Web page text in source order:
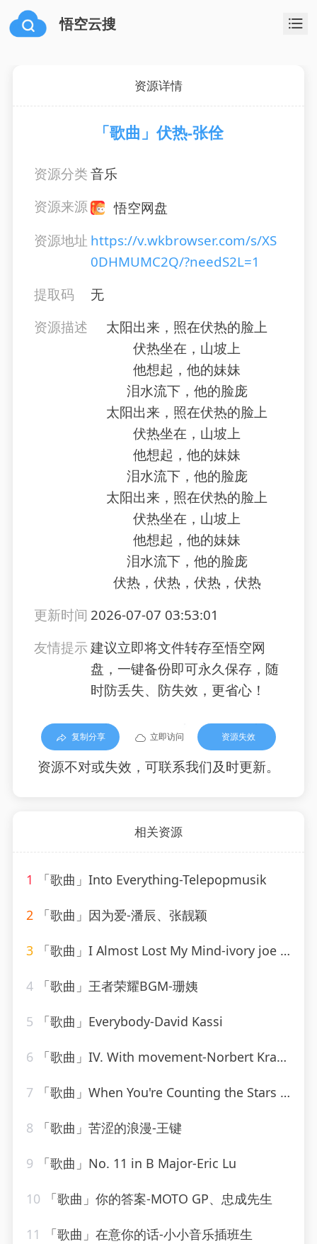
悟空云搜
资源详情
「歌曲」伏热-张佺
资源分类音乐
资源来源
悟空网盘
资源地址 https://v.wkbrowser.com/s/XS
0DHMUMC2Q/?needS2L=1
提取码
无
资源描述
太阳出来，照在伏热的脸上
伏热坐在，山坡上
他想起，他的妹妹
泪水流下，他的脸庞
太阳出来，照在伏热的脸上
伏热坐在，山坡上
他想起，他的妹妹
泪水流下，他的脸庞
太阳出来，照在伏热的脸上
伏热坐在，山坡上
他想起，他的妹妹
泪水流下，他的脸庞
伏热，伏热，伏热，伏热
更新时间 2026-07-07 03:53:01
友情提示建议立即将文件转存至悟空网
盘，一键备份即可永久保存，随
时防丢失、防失效，更省心！
复制分享 立即访问 资源失效
资源不对或失效，可联系我们及时更新。
相关资源
1 「歌曲」Into Everything-Telepopmusik
2 「歌曲」因为爱-潘辰、张靓颖
3 「歌曲」I Almost Lost My Mind-ivory joe hunter
4 「歌曲」王者荣耀BGM-珊姨
5 「歌曲」Everybody-David Kassi
6 「歌曲」IV. With movement-Norbert Kraft、R. Murray Schafer
7 「歌曲」When You're Counting the Stars Alone-Lee Levin、Leo Reisman Orchestra
8 「歌曲」苦涩的浪漫-王键
9 「歌曲」No. 11 in B Major-Eric Lu
10 「歌曲」你的答案-MOTO GP、忠成先生
11 「歌曲」在意你的话-小小音乐插班生